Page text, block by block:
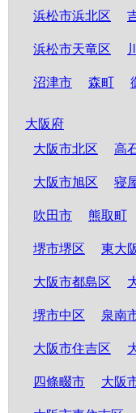
浜松市浜北区
浜松市天竜区
沼津市 森町
大阪府
大阪市北区
高
大阪市旭区 寝
吹田市 熊取町
堺市堺区 東大
大阪市都島区
堺市中区 泉南
大阪市住吉区
四條畷市 大阪